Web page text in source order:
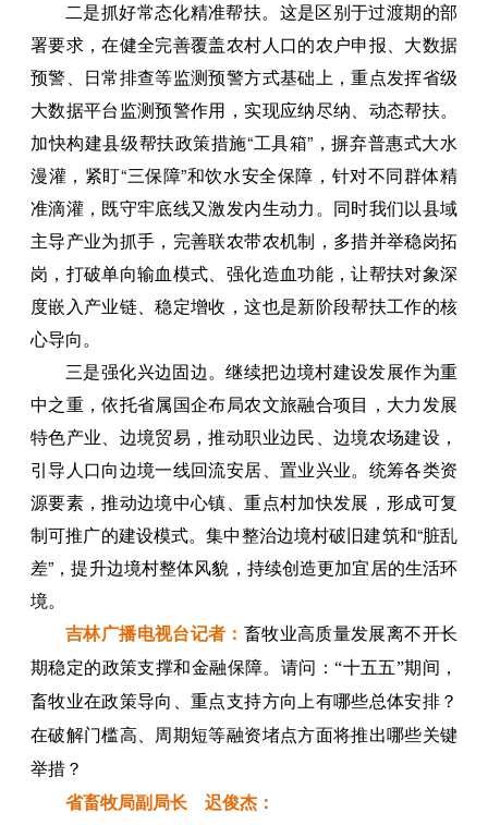
二是抓好常态化精准帮扶。这是区别于过渡期的部
署要求，在健全完善覆盖农村人口的农户申报、大数据
预警、日常排查等监测预警方式基础上，重点发挥省级
大数据平台监测预警作用，实现应纳尽纳、动态帮扶。
加快构建县级帮扶政策措施“工具箱”，摒弃普惠式大水
漫灌，紧盯“三保障”和饮水安全保障，针对不同群体精
准滴灌，既守牢底线又激发内生动力。同时我们以县域
主导产业为抓手，完善联农带农机制，多措并举稳岗拓
岗，打破单向输血模式、强化造血功能，让帮扶对象深
度嵌入产业链、稳定增收，这也是新阶段帮扶工作的核
心导向。
三是强化兴边固边。继续把边境村建设发展作为重
中之重，依托省属国企布局农文旅融合项目，大力发展
特色产业、边境贸易，推动职业边民、边境农场建设，
引导人口向边境一线回流安居、置业兴业。统筹各类资
源要素，推动边境中心镇、重点村加快发展，形成可复
制可推广的建设模式。集中整治边境村破旧建筑和“脏乱
差”，提升边境村整体风貌，持续创造更加宜居的生活环
境。
吉林广播电视台记者 ： 畜牧业高质量发展离不开长
期稳定的政策支撑和金融保障。请问：“十五五”期间，
畜牧业在政策导向、重点支持方向上有哪些总体安排？
在破解门槛高、周期短等融资堵点方面将推出哪些关键
举措？
省畜牧局副局长 迟俊杰：